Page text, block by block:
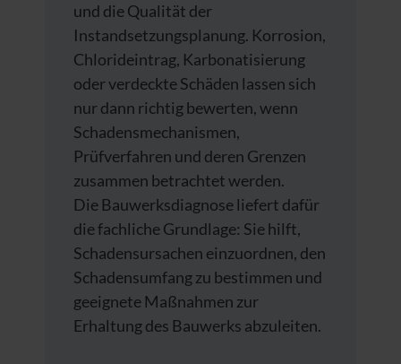
und die Qualität der
Instandsetzungsplanung. Korrosion,
Chlorideintrag, Karbonatisierung
oder verdeckte Schäden lassen sich
nur dann richtig bewerten, wenn
Schadensmechanismen,
Prüfverfahren und deren Grenzen
zusammen betrachtet werden.
Die Bauwerksdiagnose liefert dafür
die fachliche Grundlage: Sie hilft,
Schadensursachen einzuordnen, den
Schadensumfang zu bestimmen und
geeignete Maßnahmen zur
Erhaltung des Bauwerks abzuleiten.